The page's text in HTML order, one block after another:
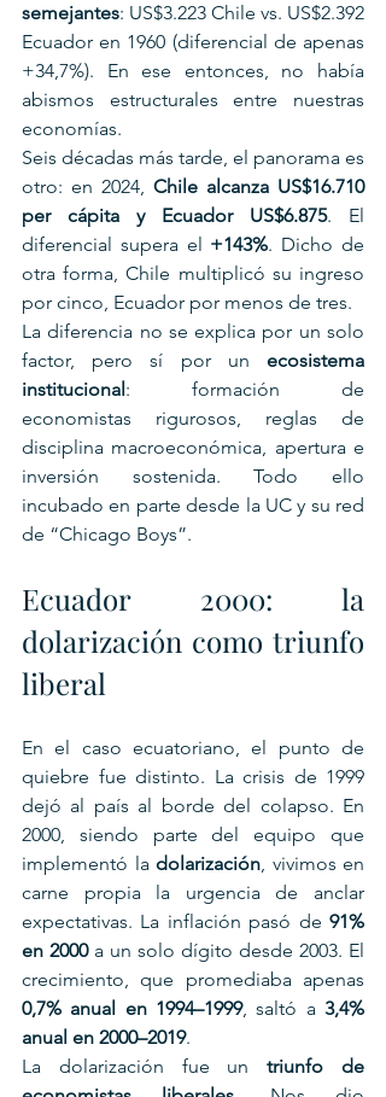
semejantes: US$3.223 Chile vs. US$2.392
Ecuador en 1960 (diferencial de apenas
+34,7%). En ese entonces, no había
abismos estructurales entre nuestras
economías.
Seis décadas más tarde, el panorama es
otro: en 2024, Chile alcanza US$16.710
per cápita y Ecuador US$6.875. El
diferencial supera el +143%. Dicho de
otra forma, Chile multiplicó su ingreso
por cinco, Ecuador por menos de tres.
La diferencia no se explica por un solo
factor, pero sí por un ecosistema
institucional: formación de
economistas rigurosos, reglas de
disciplina macroeconómica, apertura e
inversión sostenida. Todo ello
incubado en parte desde la UC y su red
de “Chicago Boys”.
Ecuador 2000: la
dolarización como triunfo
liberal
En el caso ecuatoriano, el punto de
quiebre fue distinto. La crisis de 1999
dejó al país al borde del colapso. En
2000, siendo parte del equipo que
implementó la dolarización, vivimos en
carne propia la urgencia de anclar
expectativas. La inflación pasó de 91%
en 2000 a un solo dígito desde 2003. El
0,7% anual en 1994–1999, saltó a 3,4%
anual en 2000–2019.
La dolarización fue un triunfo de